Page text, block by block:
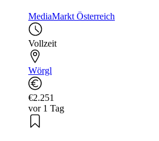
MediaMarkt Österreich
Vollzeit
Wörgl
€2.251
vor 1 Tag